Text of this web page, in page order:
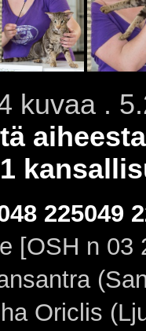
kuvaa .
aiheesta
225049
[OSH n
Oriclis